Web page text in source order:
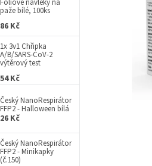
paže bílé, 100ks
86 Kč
1x 3v1 Chřipka
A/B/SARS-CoV-2
výtěrový test
54 Kč
Český NanoRespirátor
FFP2 - Halloween bílá
26 Kč
Český NanoRespirátor
FFP2 - Minikapky
(č.150)